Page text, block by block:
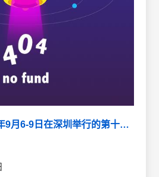
公司将参加于2009年9月6-9日在深圳举行的第十一届中国国际光电博览会